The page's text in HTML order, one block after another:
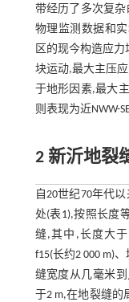
带经历了多次复
物理监测数据和
区的现今构造应
块运动,最大主压应
于地形因素,最大主
则表现为近NWW-
2 新沂地裂
自20世纪70年代
处(表1),按照长度
缝,其中,长度大
f15(长约2 000 m)
缝宽度从几毫米
于2 m,在地裂缝的